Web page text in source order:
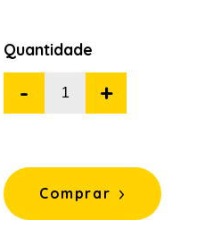
Quantidade
- +
Comprar